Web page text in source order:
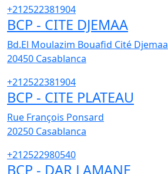
+212522381904
BCP - CITE DJEMAA
Bd.El Moulazim Bouafid Cité Djemaa
20450 Casablanca
+212522381904
BCP - CITE PLATEAU
Rue François Ponsard
20250 Casablanca
+212522980540
BCP - DAR LAMANE